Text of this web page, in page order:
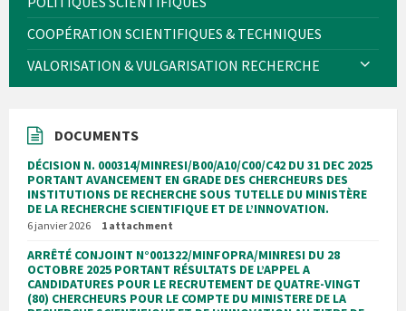
COOPÉRATION SCIENTIFIQUES & TECHNIQUES
VALORISATION & VULGARISATION RECHERCHE
DOCUMENTS
DÉCISION N. 000314/MINRESI/B00/A10/C00/C42 DU 31 DEC 2025
PORTANT AVANCEMENT EN GRADE DES CHERCHEURS DES
INSTITUTIONS DE RECHERCHE SOUS TUTELLE DU MINISTÈRE
DE LA RECHERCHE SCIENTIFIQUE ET DE L’INNOVATION.
6 janvier 2026 1 attachment
ARRÊTÉ CONJOINT N°001322/MINFOPRA/MINRESI DU 28
OCTOBRE 2025 PORTANT RÉSULTATS DE L’APPEL A
CANDIDATURES POUR LE RECRUTEMENT DE QUATRE-VINGT
(80) CHERCHEURS POUR LE COMPTE DU MINISTERE DE LA